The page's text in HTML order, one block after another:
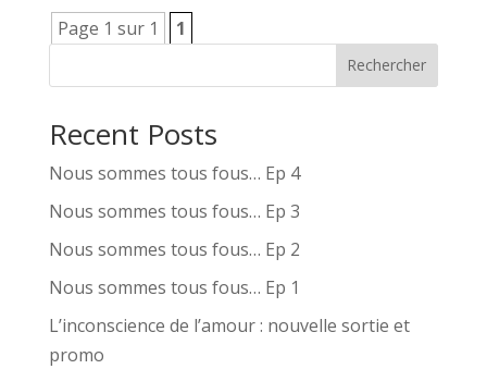
Page 1 sur 1 1
Rechercher
Recent Posts
Nous sommes tous fous… Ep 4
Nous sommes tous fous… Ep 3
Nous sommes tous fous… Ep 2
Nous sommes tous fous… Ep 1
L’inconscience de l’amour : nouvelle sortie et
promo